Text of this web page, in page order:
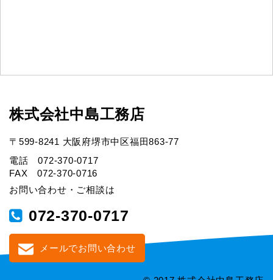
株式会社中島工務店
〒599-8241 大阪府堺市中区福田863-77
電話 072-370-0717
FAX 072-370-0716
お問い合わせ・ご相談は
072-370-0717
メールでお問い合わせ